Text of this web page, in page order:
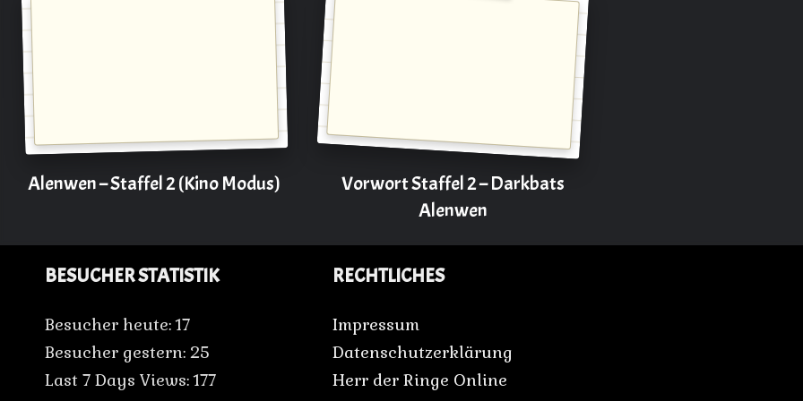
Alenwen – Staffel 2 (Kino Modus)
Vorwort Staffel 2 – Darkbats
Alenwen
BESUCHER STATISTIK
Besucher heute:17
Besucher gestern:25
Last 7 Days Views:177
RECHTLICHES
Impressum
Datenschutzerklärung
Herr der Ringe Online